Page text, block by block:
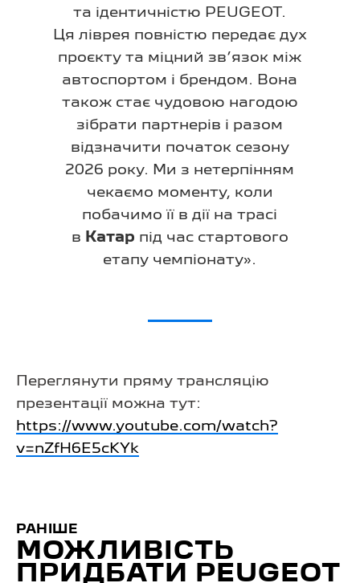
та ідентичністю PEUGEOT.
Ця ліврея повністю передає дух
проєкту та міцний зв’язок між
автоспортом і брендом. Вона
також стає чудовою нагодою
зібрати партнерів і разом
відзначити початок сезону
2026 року. Ми з нетерпінням
чекаємо моменту, коли
побачимо її в дії на трасі
в
Катар під час стартового
етапу чемпіонату».
Переглянути пряму трансляцію
презентації можна тут:
https://www.youtube.com/watch?
v=nZfH6E5cKYk
РАНІШЕ
МОЖЛИВІСТЬ
ПРИДБАТИ PEUGEOT